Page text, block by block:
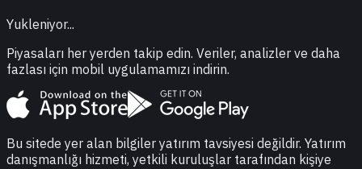
Yukleniyor...
Piyasaları her yerden takip edin. Veriler, analizler ve daha
fazlası için mobil uygulamamızı indirin.
Bu sitede yer alan bilgiler yatırım tavsiyesi değildir. Yatırım
danışmanlığı hizmeti, yetkili kuruluşlar tarafından kişiye